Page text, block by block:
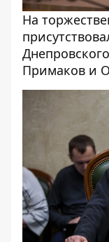
На
Примаков и